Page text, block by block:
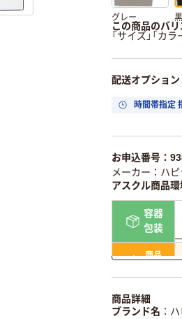
グレー 黒
この商品のバ
「サイズ」「カ
配送オプション
時間帯指定
お申込番号：
メーカー：ハピ
アスクル商品
容器
包装
商品
仕組
詳し
商品詳細
ブランド名
ハ